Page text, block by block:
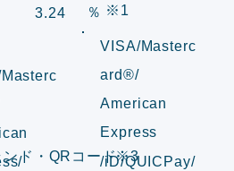
3.24 ​％ ​※1
/iD/QUICPay/
VISA/Masterc
ard®/
American
Express
ンド・QRコード※3